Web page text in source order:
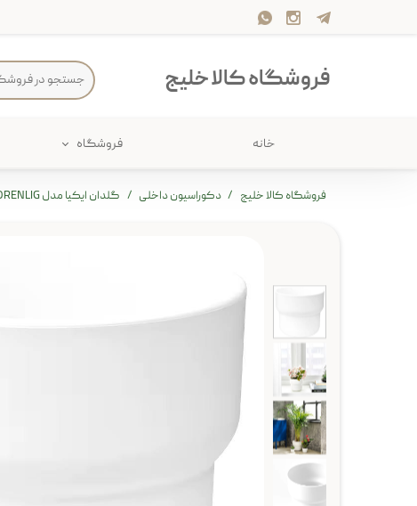
خانه فروشگاه
حمام پارچه و فرش
فروشگاه کالا خلیج
فروشگاه کالا خلیج دکوراسیون داخلی گلدان ایکیا مدل FORENLIG